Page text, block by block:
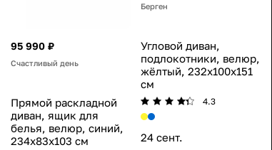
95 990 ₽
Счастливый день
Прямой раскладной
диван, ящик для
белья, велюр, синий,
234x83x103 см
Берген
Угловой диван,
подлокотники, велюр,
жёлтый, 232x100x151
см
4.3
24 сент.